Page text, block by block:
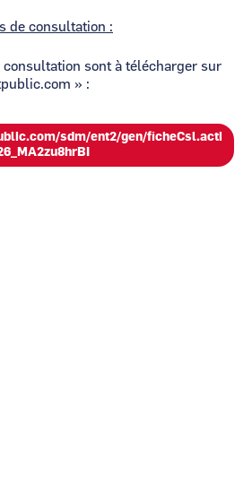
de consultation :
consultation sont à télécharger sur
» :
sdm/ent2/gen/ficheCsl.acti